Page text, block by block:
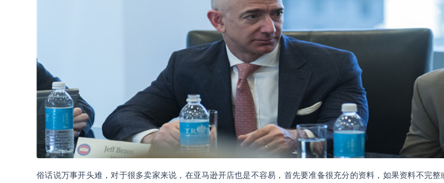
俗话说万事开头难，对于很多卖家来说，在亚马逊开店也是不容易，首先要准备很充分的资料，如果资料不完整